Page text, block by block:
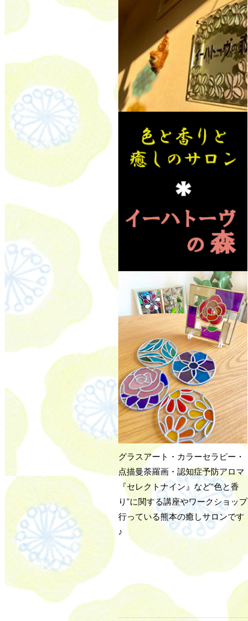
グラスアート・カラーセラピー・
点描曼荼羅画・認知症予防アロマ
『セレクトナイン』など“色と香
り”に関する講座やワークショップ
行っている熊本の癒しサロンです
♪